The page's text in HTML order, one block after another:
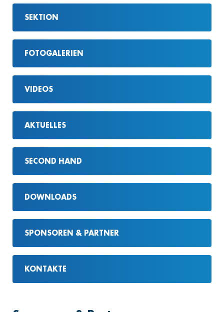
SEKTION
FOTOGALERIEN
VIDEOS
AKTUELLES
SECOND HAND
DOWNLOADS
SPONSOREN & PARTNER
KONTAKTE